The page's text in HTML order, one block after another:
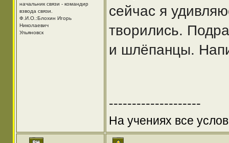
начальник связи - командир
взвода связи.
Ф.И.О.:Блохин Игорь
Николаевич
Ульяновск
сейчас я
творились.
и шлёпанцы.
--------------------
На учениях все